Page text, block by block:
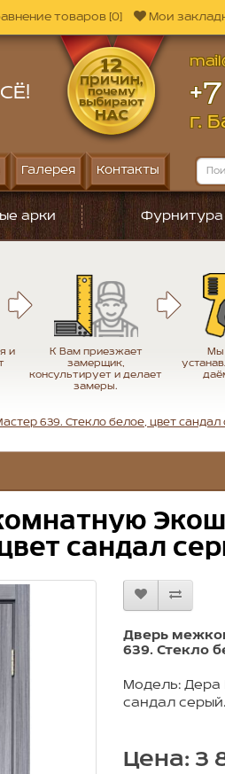
товаров [0] Мои
г.
Галерея Контакты
арки Фурнитура
и
К Вам приезжает
замерщик,
консультирует и делает
замеры.
Мы
639. Стекло белое, цвет сандал
сандал
Дверь
639. Стекло
Модель: Дера
сандал серый.
Цена: 3